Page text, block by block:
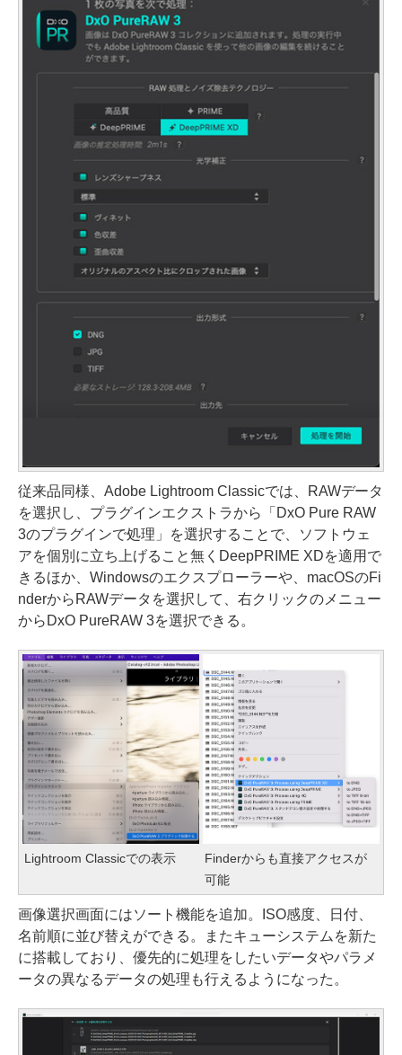
従来品同様、Adobe Lightroom Classicでは、RAWデータ
を選択し、プラグインエクストラから「DxO Pure RAW
3のプラグインで処理」を選択することで、ソフトウェ
アを個別に立ち上げること無くDeepPRIME XDを適用で
きるほか、Windowsのエクスプローラーや、macOSのFi
nderからRAWデータを選択して、右クリックのメニュー
からDxO PureRAW 3を選択できる。
Lightroom Classicでの表示
Finderからも直接アクセスが
可能
画像選択画面にはソート機能を追加。ISO感度、日付、
名前順に並び替えができる。またキューシステムを新た
に搭載しており、優先的に処理をしたいデータやパラメ
ータの異なるデータの処理も行えるようになった。